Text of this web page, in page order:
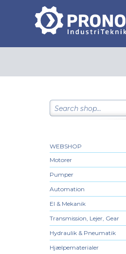
WEBSHOP
Motorer
Pumper
Automation
El & Mekanik
Transmission, Lejer, Gear
Hydraulik & Pneumatik
Hjælpematerialer